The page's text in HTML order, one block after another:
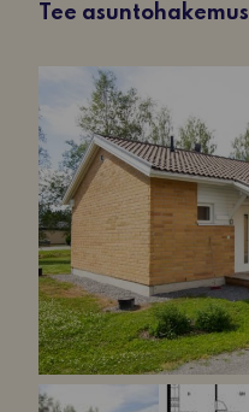
Tee asuntohakemus